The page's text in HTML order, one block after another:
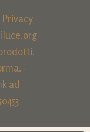
Privacy
-
ad